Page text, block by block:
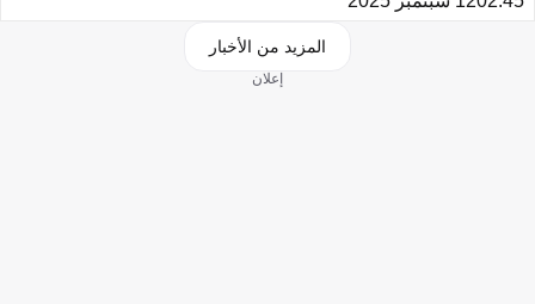
المزيد من الأخبار
إعلان